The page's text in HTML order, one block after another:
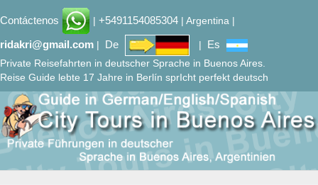
Contáctenos | +5491154085304 | Argentina |
ridakri@gmail.com | De | Es
Private Reisefahrten in deutscher Sprache in Buenos Aires.
Reise Guide lebte 17 Jahre in Berlín sprIcht perfekt deutsch